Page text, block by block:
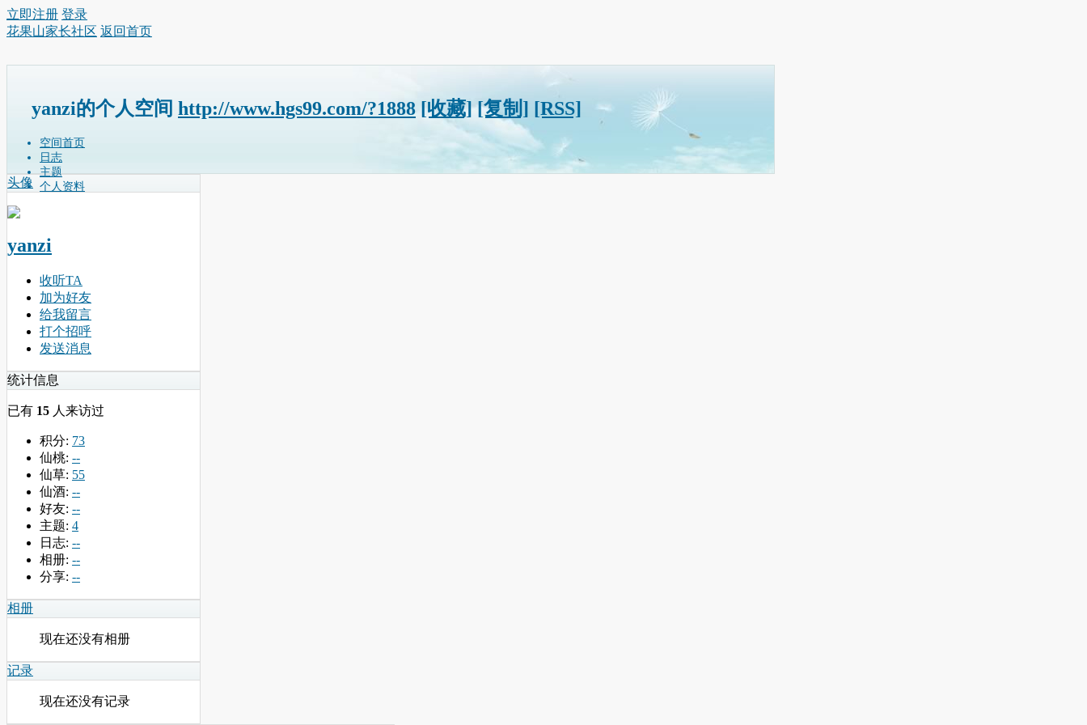
立即注册 登录
花果山家长社区 返回首页
yanzi的个人空间 http://www.hgs99.com/?1888 [收藏] [复制] [RSS]
空间首页
日志
主题
个人资料
头像
yanzi
收听TA
加为好友
给我留言
打个招呼
发送消息
统计信息
已有 15 人来访过
积分: 73
仙桃: --
仙草: 55
仙酒: --
好友: --
主题: 4
日志: --
相册: --
分享: --
相册
现在还没有相册
记录
现在还没有记录